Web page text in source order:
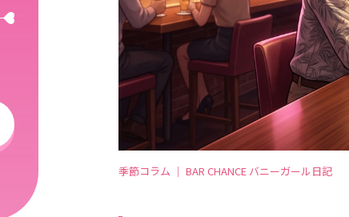
季節コラム ｜ BAR CHANCE バニーガール日記